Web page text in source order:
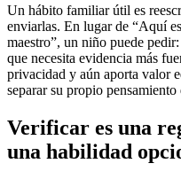
Un hábito familiar útil es
enviarlas. En lugar de “Aquí
maestro”, un niño puede
que necesita evidencia más
privacidad y aún aporta valor
separar su propio
Verificar es una
una habilidad